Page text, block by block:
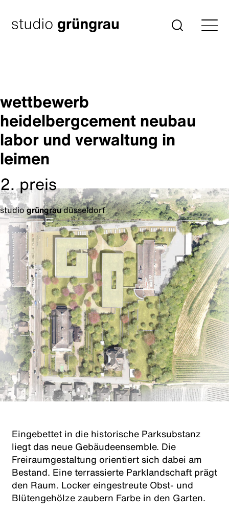
Inhalt
springen
Startseite Suche
wettbewerb
heidelbergcement neubau
labor und verwaltung in
leimen
2. preis
studiogrüngraudüsseldorf
Eingebettet in die historische Parksubstanz
liegt das neue Gebäudeensemble. Die
Freiraumgestaltung orientiert sich dabei am
Bestand. Eine terrassierte Parklandschaft prägt
den Raum. Locker eingestreute Obst- und
Blütengehölze zaubern Farbe in den Garten.